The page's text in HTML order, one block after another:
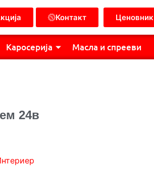
Контакт Ценовник
Каросерија Масла и спрееви
24в